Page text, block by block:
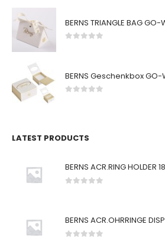
BERNS TRIANGLE BAG
LATEST PRODUCTS